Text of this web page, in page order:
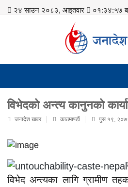
२४ साउन २०८३, आइतवार ०१:३४:५८
विभेदको अन्त्य कानुनको
जनादेश खबर काठमाण्डाैं पुस १९,
विभेद अन्त्यका लागि ग्रामीण